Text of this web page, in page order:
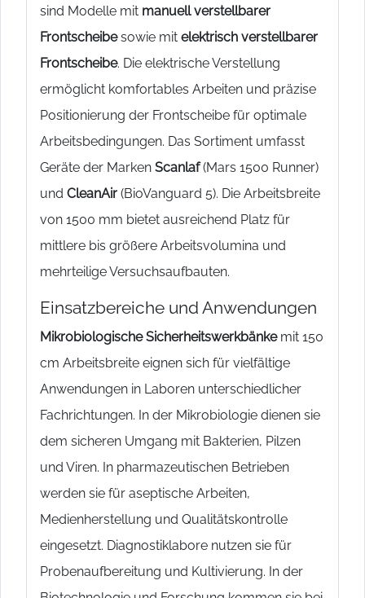
sind Modelle mit manuell verstellbarer
Frontscheibesowie mit elektrisch verstellbarer
Frontscheibe. Die elektrische Verstellung
ermöglicht komfortables Arbeiten und präzise
Positionierung der Frontscheibe für optimale
Arbeitsbedingungen. Das Sortiment umfasst
Geräte der Marken Scanlaf(Mars 1500 Runner)
und CleanAir (BioVanguard 5). Die Arbeitsbreite
von 1500 mm bietet ausreichend Platz für
mittlere bis größere Arbeitsvolumina und
mehrteilige Versuchsaufbauten.
Einsatzbereiche und Anwendungen
Mikrobiologische Sicherheitswerkbänkemit 150
cm Arbeitsbreite eignen sich für vielfältige
Anwendungen in Laboren unterschiedlicher
Fachrichtungen. In der Mikrobiologie dienen sie
dem sicheren Umgang mit Bakterien, Pilzen
und Viren. In pharmazeutischen Betrieben
werden sie für aseptische Arbeiten,
Medienherstellung und Qualitätskontrolle
eingesetzt. Diagnostiklabore nutzen sie für
Probenaufbereitung und Kultivierung. In der